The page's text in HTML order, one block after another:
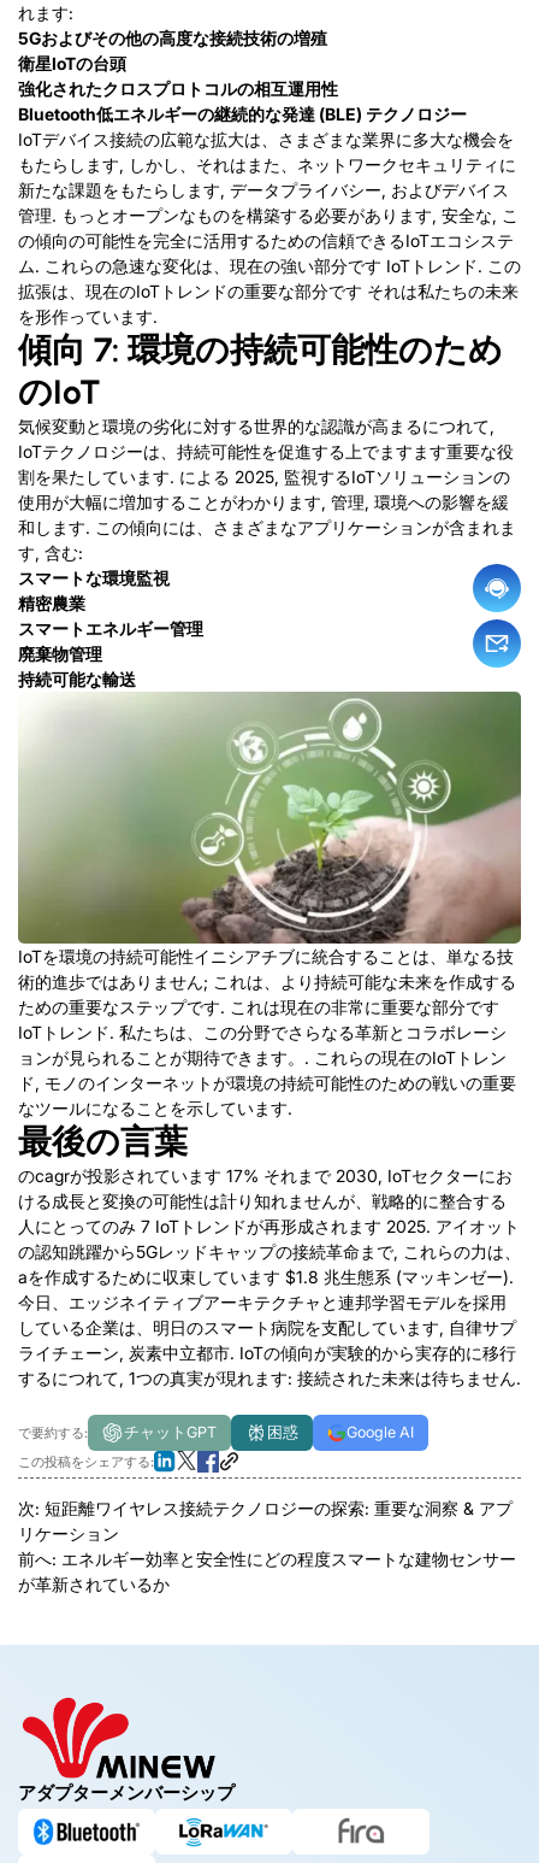
れます:
5Gおよびその他の高度な接続技術の増殖
衛星IoTの台頭
強化されたクロスプロトコルの相互運用性
Bluetooth低エネルギーの継続的な発達 (BLE) テクノロジー
IoTデバイス接続の広範な拡大は、さまざまな業界に多大な機会を
もたらします, しかし、それはまた、ネットワークセキュリティに
新たな課題をもたらします, データプライバシー, およびデバイス
管理. もっとオープンなものを構築する必要があります, 安全な, こ
の傾向の可能性を完全に活用するための信頼できるIoTエコシステ
ム. これらの急速な変化は、現在の強い部分です IoTトレンド. この
拡張は、現在のIoTトレンドの重要な部分です それは私たちの未来
を形作っています.
傾向 7: 環境の持続可能性のため
のIoT
気候変動と環境の劣化に対する世界的な認識が高まるにつれて,
IoTテクノロジーは、持続可能性を促進する上でますます重要な役
割を果たしています. による 2025, 監視するIoTソリューションの
使用が大幅に増加することがわかります, 管理, 環境への影響を緩
和します. この傾向には、さまざまなアプリケーションが含まれま
す, 含む:
スマートな環境監視
精密農業
スマートエネルギー管理
廃棄物管理
持続可能な輸送
IoTを環境の持続可能性イニシアチブに統合することは、単なる技
術的進歩ではありません; これは、より持続可能な未来を作成する
ための重要なステップです. これは現在の非常に重要な部分です
IoTトレンド. 私たちは、この分野でさらなる革新とコラボレーシ
ョンが見られることが期待できます。. これらの現在のIoTトレン
ド, モノのインターネットが環境の持続可能性のための戦いの重要
なツールになることを示しています.
最後の言葉
のcagrが投影されています 17% それまで 2030, IoTセクターにお
ける成長と変換の可能性は計り知れませんが、戦略的に整合する
人にとってのみ 7 IoTトレンドが再形成されます 2025. アイオット
の認知跳躍から5Gレッドキャップの接続革命まで, これらの力は、
aを作成するために収束しています $1.8 兆生態系 (マッキンゼー).
今日、エッジネイティブアーキテクチャと連邦学習モデルを採用
している企業は、明日のスマート病院を支配しています, 自律サプ
ライチェーン, 炭素中立都市. IoTの傾向が実験的から実存的に移行
するにつれて, 1つの真実が現れます: 接続された未来は待ちません.
で要約する: チャットGPT 困惑 Google AI
この投稿をシェアする:
次: 短距離ワイヤレス接続テクノロジーの探索: 重要な洞察 & アプ
リケーション
前へ: エネルギー効率と安全性にどの程度スマートな建物センサー
が革新されているか
アダプターメンバーシップ